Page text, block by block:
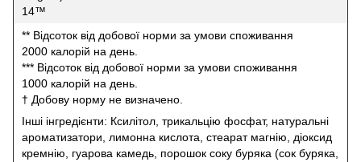
14™
** Відсоток від добової норми за умови споживання
2000 калорій на день.
*** Відсоток від добової норми за умови споживання
1000 калорій на день.
† Добову норму не визначено.
Інші інгредієнти: Ксилітол, трикальцію фосфат, натуральні
ароматизатори, лимонна кислота, стеарат магнію, діоксид
кремнію, гуарова камедь, порошок соку буряка (сок буряка,